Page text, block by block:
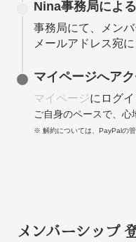
Nina事務局によ
事務局にて、メン
メールアドレス宛
マイページへア
マイページにログ
ご自身のペースで、心
※ 解約については、PayPalの
メンバーシップ